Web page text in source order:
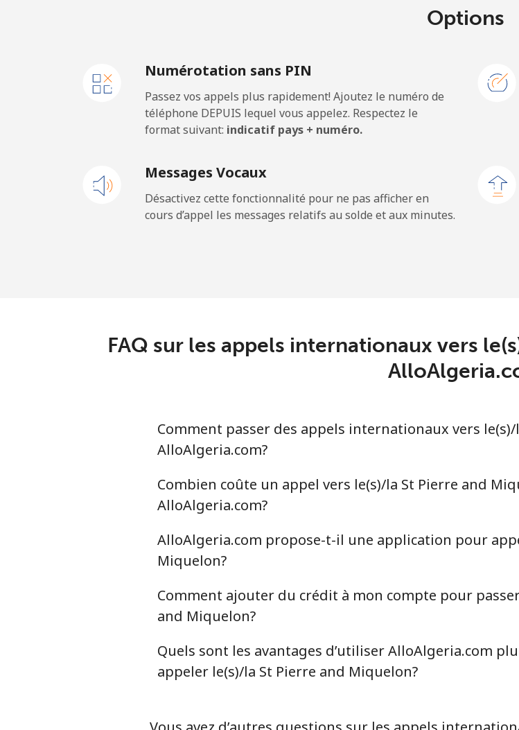
Mobile 3
San Marino
Mobile 21
Sao Tome And Principe
2
21
Ligne fixe
Mobile 12
Serbia
Ligne fixe 20
Mobile ⁦55.5¢⁩ 9
Seychelles
Ligne fixe ⁦89.5¢⁩ 5
Options
Numérotation sans PIN
Passez vos appels plus rapidement! Ajoutez le numéro de
téléphone DEPUIS lequel vous appelez. Respectez le
format suivant: indicatif pays + numéro.
Messages Vocaux
Désactivez cette fonctionnalité pour ne pas afficher en
cours d’appel les messages relatifs au solde et aux minutes.
FAQ sur les appels internationaux vers
Comment passer des appels internationaux vers
AlloAlgeria.com?
Combien coûte un appel vers le(s)/la St Pierre and
AlloAlgeria.com?
AlloAlgeria.com propose-t-il une application pour
Miquelon?
Comment ajouter du crédit à mon compte pour
and Miquelon?
Quels sont les avantages d’utiliser AlloAlgeria.com
appeler le(s)/la St Pierre and Miquelon?